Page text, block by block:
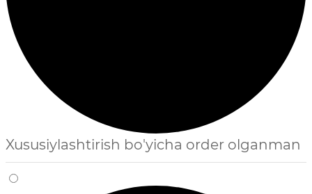
Xususiylashtirish bo'yicha order olganman